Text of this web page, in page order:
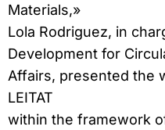
Materials,»
Lola Rodriguez, in
Development for
Affairs, presented the
LEITAT
within the framework